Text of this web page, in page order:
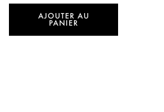
AJOUTER AU
PANIER